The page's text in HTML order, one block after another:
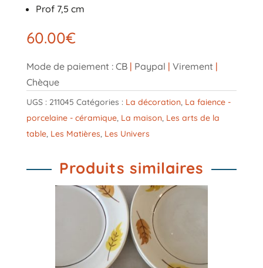
Prof 7,5 cm
60.00€
Mode de paiement : CB | Paypal | Virement |
Chèque
UGS : 211045 Catégories : La décoration, La faience -
porcelaine - céramique, La maison, Les arts de la
table, Les Matières, Les Univers
Produits similaires